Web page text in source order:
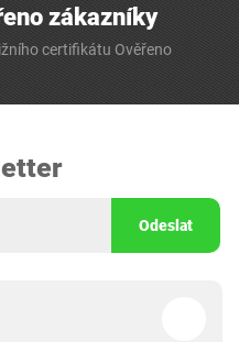
zákazníky
certifikátu Ověřeno
Odeslat